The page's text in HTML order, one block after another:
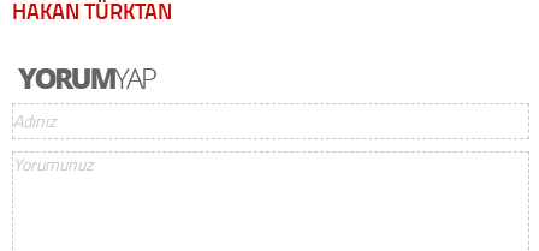
HAKAN TÜRKTAN